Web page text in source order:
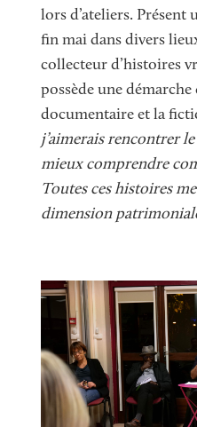
lors d’ateliers. Présent
fin mai dans divers
collecteur d’histoires
possède une
documentaire et la
j’aimerais rencontrer
mieux comprendre
Toutes ces histoires
dimension
Image
Image